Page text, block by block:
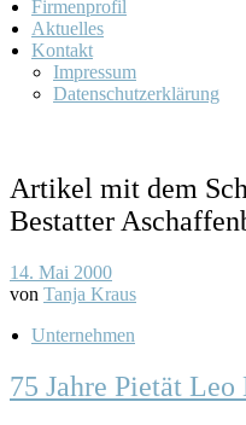
Firmenprofil
Aktuelles
Kontakt
Impressum
Datenschutzerklärung
Artikel mit dem
Bestatter
14. Mai 2000
von Tanja Kraus
Unternehmen
75 Jahre Pietät Leo